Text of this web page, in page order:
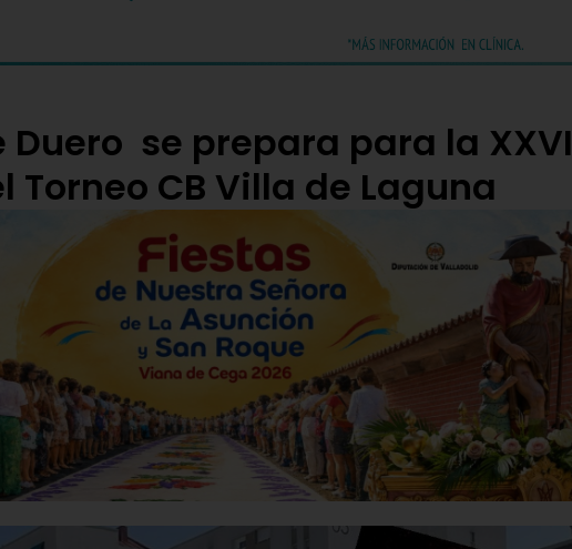
Duero se prepara para la XXVI
Torneo CB Villa de Laguna